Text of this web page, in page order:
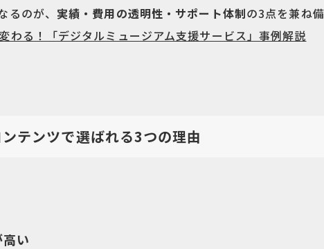
のが、 実績・費用の透明性・サポート体制の3点を兼ね
わる！「デジタルミュージアム支援サービス」事例解説
テンツで選ばれる3つの理由
い